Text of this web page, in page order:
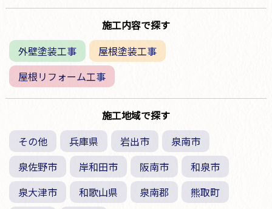
施工内容で探す
外壁塗装工事
屋根塗装工事
屋根リフォーム工事
施工地域で探す
その他
兵庫県 岩出市
泉南市
泉佐野市
岸和田市 阪南市
和泉市
泉大津市
和歌山県 泉南郡
熊取町